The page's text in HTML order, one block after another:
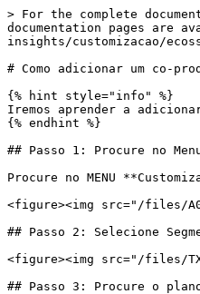
> For the complete
documentation pages are
insights/customizacao/
# Como adicionar um co-
{% hint style="info" %}
Iremos aprender a
{% endhint %}
## Passo 1: Procure no
Procure no MENU
<figure><img src="/files/
## Passo 2: Selecione
<figure><img src="/files/
## Passo 3: Procure o